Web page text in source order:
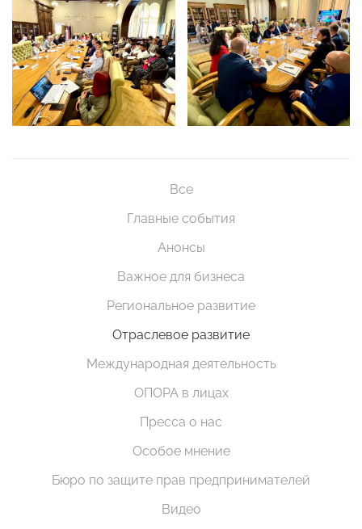
Все
Главные события
Анонсы
Важное для бизнеса
Региональное развитие
Отраслевое развитие
Международная деятельность
ОПОРА в лицах
Пресса о нас
Особое мнение
Бюро по защите прав предпринимателей
Видео